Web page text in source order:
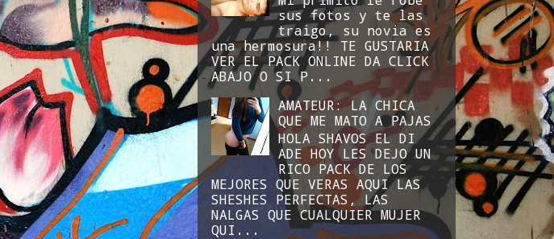
sus fotos y te las
traigo, su novia es
una hermosura!! TE GUSTARIA
VER EL PACK ONLINE DA CLICK
ABAJO O SI P...
AMATEUR: LA CHICA
QUE ME MATO A PAJAS
HOLA SHAVOS EL DI
ADE HOY LES DEJO UN
RICO PACK DE LOS
MEJORES QUE VERAS AQUI LAS
SHESHES PERFECTAS, LAS
NALGAS QUE CUALQUIER MUJER
QUI...